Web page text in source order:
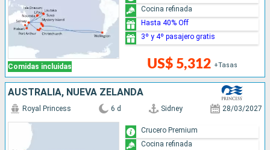
Comidas incluidas US$ 5,312 +Tasas
Cocina refinada
Hasta 40% Off
3º y 4º pasajero gratis
AUSTRALIA, NUEVA ZELANDA
Royal Princess 6 d Sidney 28/03/2027
Crucero Premium
Cocina refinada